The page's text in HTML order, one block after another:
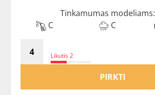
Tinkamumas modeliams:
C
C
Likutis 2
PIRKTI